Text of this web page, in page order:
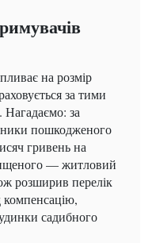
на розмір
за тими
за
пошкодженого
гривень на
— житловий
розширив перелік
компенсацію,
садибного